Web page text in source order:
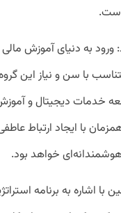
ورود به دنیای آموزش مالی
با سن و نیاز این
خدمات دیجیتال و
با ایجاد ارتباط
خواهد بود.